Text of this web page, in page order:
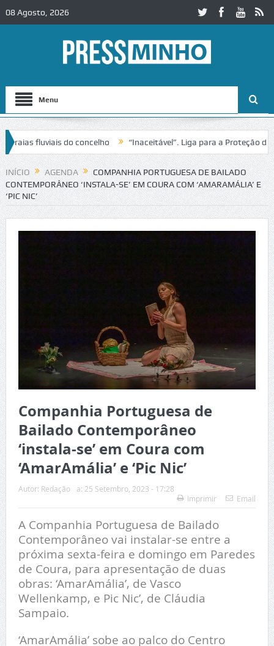
08 Agosto, 2026
Menu
fluviais do concelho “Inaceitável”. Liga para a Proteção da
no IC2 em Alcobaça Igreja do Castelo de Cerveira
INÍCIO AGENDA
COMPANHIA PORTUGUESA DE BAILADO
CONTEMPORÂNEO ‘INSTALA-SE’ EM COURA COM ‘AMARAMÁLIA’ E
‘PIC NIC’
Companhia Portuguesa de
Bailado Contemporâneo
‘instala-se’ em Coura com
‘AmarAmália’ e ‘Pic Nic’
Autor: Redação a: 25 Setembro, 2023 - 17:28
Imprimir
Email
A Companhia Portuguesa de Bailado
Contemporâneo vai instalar-se entre a
próxima sexta-feira e domingo em Paredes
de Coura, para apresentação de duas
obras: ‘AmarAmália’, de Vasco
Wellenkamp, e Pic Nic’, de Cláudia
Sampaio.
‘AmarAmália’ sobe ao palco do Centro